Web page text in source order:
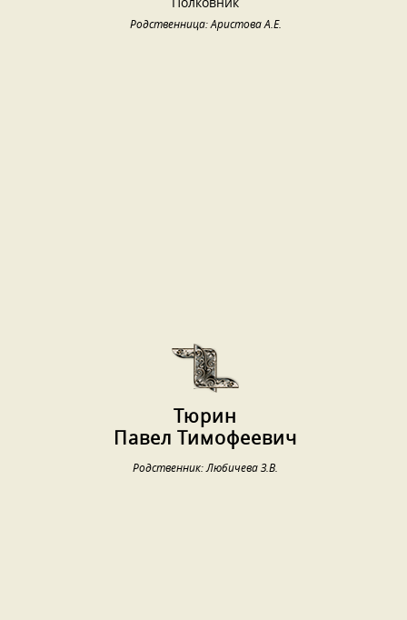
Родственница: Аристова А.Е.
Тюрин
Павел Тимофеевич
Родственник: Любичева З.В.